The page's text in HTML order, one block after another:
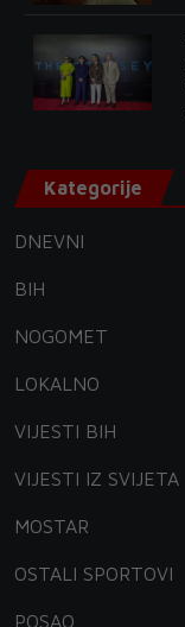
Kategorije
DNEVNI
BIH
NOGOMET
LOKALNO
VIJESTI BIH
VIJESTI IZ SVIJETA
MOSTAR
OSTALI SPORTOVI
POSAO